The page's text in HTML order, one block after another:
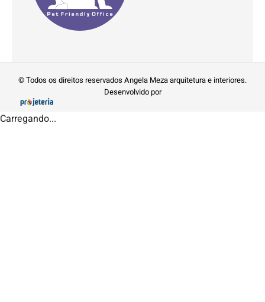
© Todos os direitos reservados Angela Meza arquitetura e interiores.
Desenvolvido por
Carregando...